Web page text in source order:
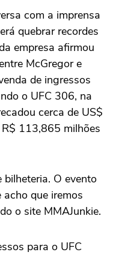
com a imprensa
quebrar recordes
empresa afirmou
McGregor e
de ingressos
o UFC 306, na
cerca de US$
113,865 milhões
O evento
que iremos
o site MMAJunkie.
para o UFC